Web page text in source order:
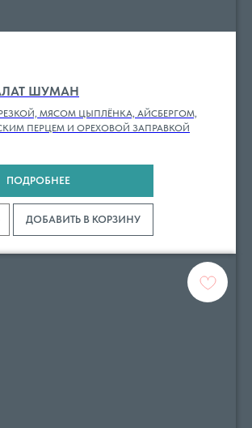
ШУМАН
МЯСОМ ЦЫПЛЁНКА, АЙСБЕРГОМ,
ПЕРЦЕМ И ОРЕХОВОЙ ЗАПРАВКОЙ
ПОДРОБНЕЕ
ДОБАВИТЬ В КОРЗИНУ